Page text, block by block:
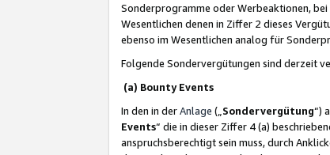
Sonderprogramme oder Werbeaktionen,
Wesentlichen denen in Ziffer 2 dieses
ebenso im Wesentlichen analog für
Folgende Sondervergütungen sind derzeit
(a) Bounty Events
In den in derAnlage („ Sondervergütung“)
Events“ die in dieser Ziffer 4 (a)
anspruchsberechtigt sein muss, durch